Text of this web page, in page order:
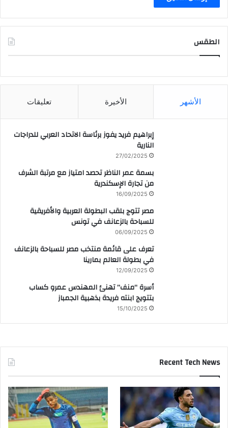
الطقس
الأشهر الأخيرة تعليقات
إبراهيم فريد يفوز برئاسة الاتحاد العربي للدراجات
النارية
27/02/2025
بسمة عمر الناظر تحصد امتياز مع مرتبة الشرف
من تجارة الإسكندرية
16/09/2025
مصر تتوج بلقب البطولة العربية والأفريقية
للسباحة بالزعانف في تونس
06/09/2025
تعرف على قائمة منتخب مصر للسباحة بالزعانف
في بطولة العالم بمارينا
12/09/2025
أسرة “منف” تهنئ المهندس عمرو كساب
بتتويج ابنته فريدة بذهبية الجمباز
15/10/2025
Recent Tech News